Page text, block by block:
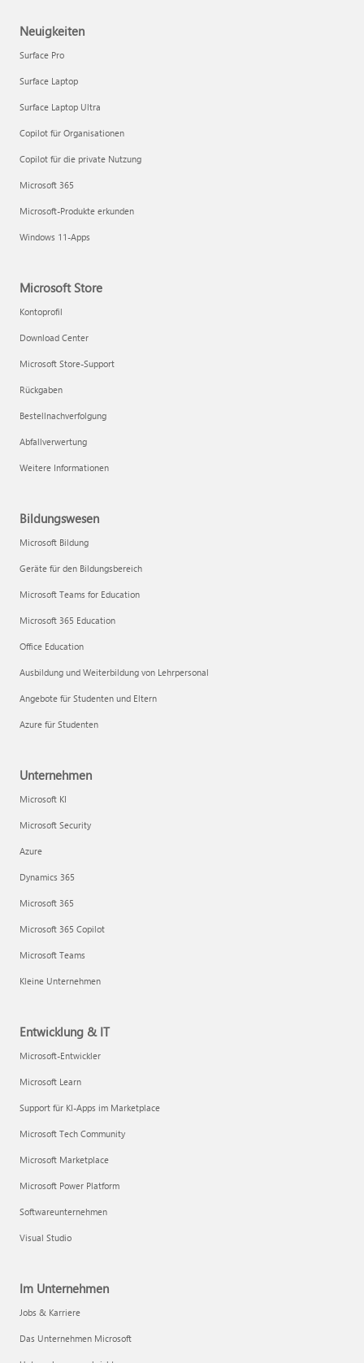
Neuigkeiten
Surface Pro
Surface Laptop
Surface Laptop Ultra
Copilot für Organisationen
Copilot für die private Nutzung
Microsoft 365
Microsoft-Produkte erkunden
Windows 11-Apps
Microsoft Store
Kontoprofil
Download Center
Microsoft Store-Support
Rückgaben
Bestellnachverfolgung
Abfallverwertung
Weitere Informationen
Bildungswesen
Microsoft Bildung
Geräte für den Bildungsbereich
Microsoft Teams for Education
Microsoft 365 Education
Office Education
Ausbildung und Weiterbildung von Lehrpersonal
Angebote für Studenten und Eltern
Azure für Studenten
Unternehmen
Microsoft KI
Microsoft Security
Azure
Dynamics 365
Microsoft 365
Microsoft 365 Copilot
Microsoft Teams
Kleine Unternehmen
Entwicklung & IT
Microsoft-Entwickler
Microsoft Learn
Support für KI-Apps im Marketplace
Microsoft Tech Community
Microsoft Marketplace
Microsoft Power Platform
Softwareunternehmen
Visual Studio
Im Unternehmen
Jobs & Karriere
Das Unternehmen Microsoft